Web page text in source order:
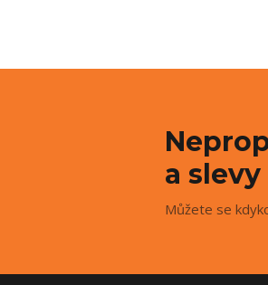
a
Můžete se